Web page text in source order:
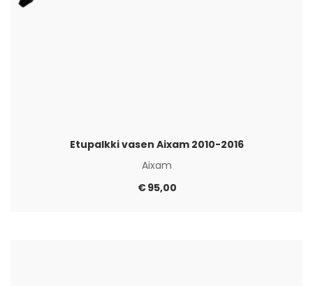
Etupalkki vasen Aixam 2010-2016
Aixam
€95,00